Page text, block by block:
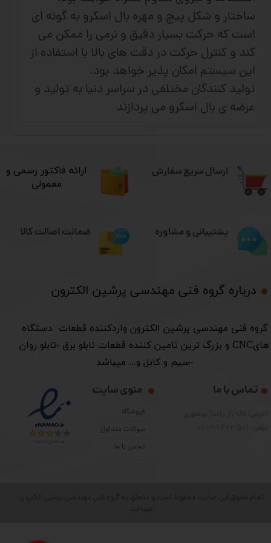
ساختار و شکل پیچ و مهره بال اسکرو به گونه ای
است که حرکت بسیار دقیق و نرمی را ممکن می
کند و کنترل حرکت در دقت های بالا با استفاده از
این سیستم امکان پذیر خواهد بود.
تولید کنندگان مختلفی در سراسر دنیا به تولید و
عرضه ی بال اسکرو می پردازند
ارسال سریع سفارش
درباره گروه فنی مهندسی پرشین الکترون​​​​​​​
​گروه فنی مهندسی پرشین الکترون واردکننده قطعات دستگاه
هایCNC و بزرگ ترین تامین کننده قطعات تابلو برق -تابلو روان
-سیم و کابل و... میباشد
منوی سایت
فروشگاه
سوالات متداول
تماس با ما
تماس با ما
​ارائه فاکتور رسمی و
معمولی
پشتیبانی و مشاوره ضمانت اصالت کالا